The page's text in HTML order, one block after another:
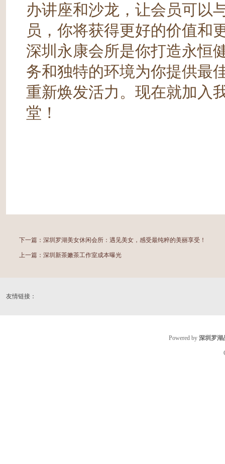
办讲座和沙龙，让会员可以
员，你将获得更好的价值和
深圳永康会所是你打造永恒
务和独特的环境为你提供最
重新焕发活力。现在就加入
堂！
下一篇： 深圳罗湖美女休闲会所：遇见美女，感受最纯粹的美丽享受！
上一篇： 深圳新茶嫩茶工作室成本曝光
友情链接：
Powered by 深圳罗湖